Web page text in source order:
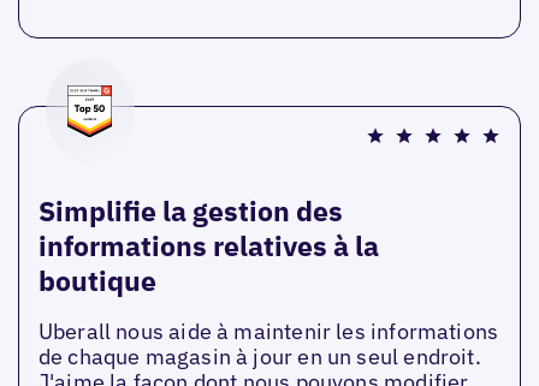
Simplifie la gestion des
informations relatives à la
boutique
Uberall nous aide à maintenir les informations
de chaque magasin à jour en un seul endroit.